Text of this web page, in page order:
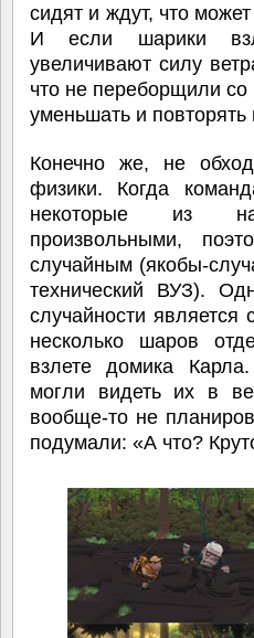
сидят и ждут, что
И если шарики
увеличивают силу
что не переборщили со
уменьшать и повторять
Конечно же, не
физики. Когда
некоторые из
произвольными,
случайным (якобы-
технический ВУЗ).
случайности
несколько шаров
взлете домика
могли видеть их в
вообще-то не
подумали: «А что?